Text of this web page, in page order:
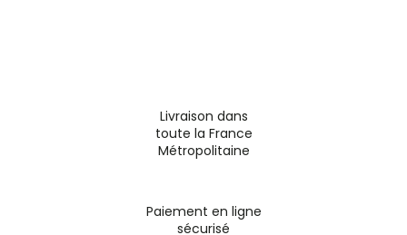
Livraison dans
toute la France
Métropolitaine
Paiement en ligne
sécurisé